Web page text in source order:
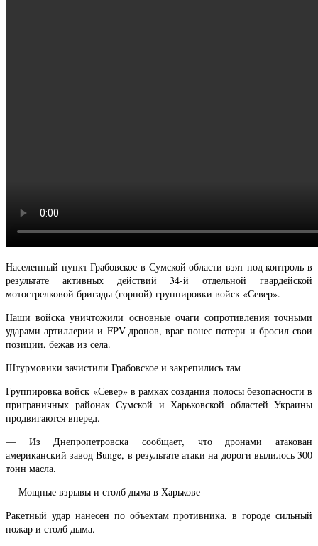
Населенный пункт Грабовское в Сумской области взят под контроль в
результате активных действий 34-й отдельной гвардейской
мотострелковой бригады (горной) группировки войск «Север».
Наши войска уничтожили основные очаги сопротивления точными
ударами артиллерии и FPV-дронов, враг понес потери и бросил свои
позиции, бежав из села.
Штурмовики зачистили Грабовское и закрепились там
Группировка войск «Север» в рамках создания полосы безопасности в
приграничных районах Сумской и Харьковской областей Украины
продвигаются вперед.
— Из Днепропетровска сообщает, что дронами атакован
американский завод Bunge, в результате атаки на дороги вылилось 300
тонн масла.
— Мощные взрывы и столб дыма в Харькове
Ракетный удар нанесен по объектам противника, в городе сильный
пожар и столб дыма.